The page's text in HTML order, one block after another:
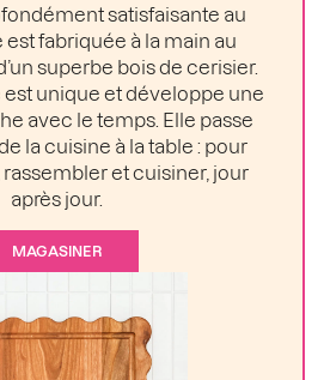
satisfaisante au
fabriquée à la main au
superbe bois de cerisier.
unique et développe une
avec le temps. Elle passe
la cuisine à la table : pour
rassembler et cuisiner, jour
après jour.
MAGASINER